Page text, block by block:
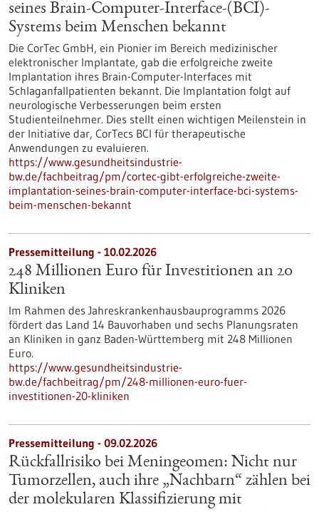
seines Brain-Computer-Interface-(BCI)-
Systems beim Menschen bekannt
Die CorTec GmbH, ein Pionier im Bereich medizinischer
elektronischer Implantate, gab die erfolgreiche zweite
Implantation ihres Brain-Computer-Interfaces mit
Schlaganfallpatienten bekannt. Die Implantation folgt auf
neurologische Verbesserungen beim ersten
Studienteilnehmer. Dies stellt einen wichtigen Meilenstein in
der Initiative dar, CorTecs BCI für therapeutische
Anwendungen zu evaluieren.
https://www.gesundheitsindustrie-
bw.de/fachbeitrag/pm/cortec-gibt-erfolgreiche-zweite-
implantation-seines-brain-computer-interface-bci-systems-
beim-menschen-bekannt
Pressemitteilung - 10.02.2026
248 Millionen Euro für Investitionen an 20
Kliniken
Im Rahmen des Jahreskrankenhausbauprogramms 2026
fördert das Land 14 Bauvorhaben und sechs Planungsraten
an Kliniken in ganz Baden-Württemberg mit 248 Millionen
Euro.
https://www.gesundheitsindustrie-
bw.de/fachbeitrag/pm/248-millionen-euro-fuer-
investitionen-20-kliniken
Pressemitteilung - 09.02.2026
Rückfallrisiko bei Meningeomen: Nicht nur
Tumorzellen, auch ihre „Nachbarn“ zählen bei
der molekularen Klassifizierung mit